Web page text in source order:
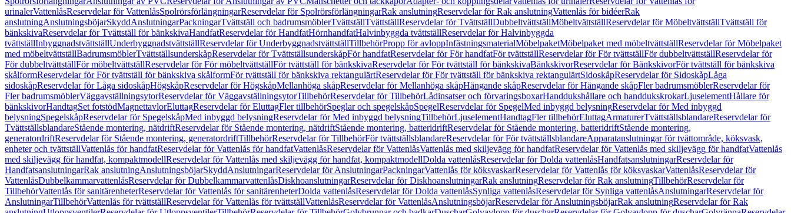
urinalerVattenlåsReservdelar för VattenlåsSpolrörsförlängningarReservdelar för SpolrörsförlängningarRak anslutningReservdelar för Rak anslutningVattenlås för bidéerRak
anslutningAnslutningsböjarSkyddAnslutningarPackningarTvättställ och badrumsmöblerTvättställTvättställReservdelar för TvättställDubbeltvättställMöbeltvättställReservdelar för MöbeltvättställTvättställ för
bänkskivaReservdelar för Tvättställ för bänkskivaHandfatReservdelar för HandfatHörnhandfatHalvinbyggda tvättställReservdelar för Halvinbyggda
tvättställInbyggnadstvättställUnderbyggnadstvättställReservdelar för UnderbyggnadstvättställTillbehörPropp för avloppInfästningsmaterialMöbelpaketMöbelpaket med möbeltvättställReservdelar för Möbelpaket
med möbeltvättställBadrumsmöblerTvättställsunderskåpReservdelar för TvättställsunderskåpFör handfatReservdelar för För handfatFör tvättställReservdelar för För tvättställFör dubbeltvättställReservdelar för
För dubbeltvättställFör möbeltvättställReservdelar för För möbeltvättställFör tvättställ för bänkskivaReservdelar för För tvättställ för bänkskivaBänkskivorReservdelar för BänkskivorFör tvättställ för bänkskiva
skålformReservdelar för För tvättställ för bänkskiva skålformFör tvättställ för bänkskiva rektangulärtReservdelar för För tvättställ för bänkskiva rektangulärtSidoskåpReservdelar för SidoskåpLåga
sidoskåpReservdelar för Låga sidoskåpHögskåpReservdelar för HögskåpMellanhöga skåpReservdelar för Mellanhöga skåpHängande skåpReservdelar för Hängande skåpFler badrumsmöblerReservdelar för
Fler badrumsmöblerVäggavställningsytorReservdelar för VäggavställningsytorTillbehörReservdelar för TillbehörLådinsatser och förvaringsboxarHanddukshållare och handdukskrokarLjuselementHållare för
bänkskivorHandtagSet fotstödMagnettavlorEluttagReservdelar för EluttagFler tillbehörSpeglar och spegelskåpSpegelReservdelar för SpegelMed inbyggd belysningReservdelar för Med inbyggd
belysningSpegelskåpReservdelar för SpegelskåpMed inbyggd belysningReservdelar för Med inbyggd belysningTillbehörLjuselementHandtagFler tillbehörEluttagArmaturerTvättställsblandareReservdelar för
TvättställsblandareStående montering, nätdriftReservdelar för Stående montering, nätdriftStående montering, batteridriftReservdelar för Stående montering, batteridriftStående montering,
generatordriftReservdelar för Stående montering, generatordriftTillbehörReservdelar för TillbehörFör tvättställsblandareReservdelar för För tvättställsblandareApparatanslutningar för tvättområde, köksvask,
enheter och tvättställVattenlås för handfatReservdelar för Vattenlås för handfatVattenlåsReservdelar för VattenlåsVattenlås med skiljevägg för handfatReservdelar för Vattenlås med skiljevägg för handfatVattenlås
med skiljevägg för handfat, kompaktmodellReservdelar för Vattenlås med skiljevägg för handfat, kompaktmodellDolda vattenlåsReservdelar för Dolda vattenlåsHandfatsanslutningarReservdelar för
HandfatsanslutningarRak anslutningAnslutningsböjarSkyddAnslutningarReservdelar för AnslutningarPackningarVattenlås för köksvaskarReservdelar för Vattenlås för köksvaskarVattenlåsReservdelar för
VattenlåsDubbelkammarvattenlåsReservdelar för DubbelkammarvattenlåsDiskhoanslutningarReservdelar för DiskhoanslutningarRak anslutningReservdelar för Rak anslutningTillbehörReservdelar för
TillbehörVattenlås för sanitärenheterReservdelar för Vattenlås för sanitärenheterDolda vattenlåsReservdelar för Dolda vattenlåsSynliga vattenlåsReservdelar för Synliga vattenlåsAnslutningarReservdelar för
AnslutningarTillbehörVattenlås för tvättställReservdelar för Vattenlås för tvättställVattenlåsReservdelar för VattenlåsAnslutningsböjarReservdelar för AnslutningsböjarRak anslutningReservdelar för Rak